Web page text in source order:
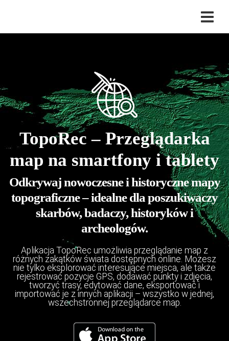
TopoRec – Przeglądarka
map na smartfony i tablety
Odkrywaj nowoczesne i historyczne mapy
topograficzne – idealne dla poszukiwaczy
skarbów, badaczy, historyków i
archeologów.
Aplikacja TopoRec umożliwia przeglądanie map z
różnych zakątków świata dostępnych online. Możesz
nie tylko eksplorować interesujące miejsca, ale także
rejestrować pozycje GPS, dodawać punkty i zdjęcia,
tworzyć trasy, edytować dane, eksportować i
importować je z innych aplikacji – wszystko w jednej,
wszechstronnej przeglądarce map.